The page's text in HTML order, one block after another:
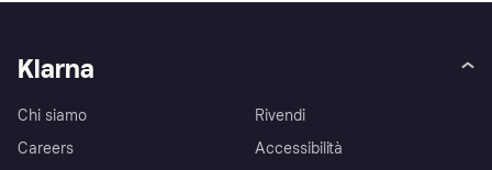
Klarna
Chi siamo
Careers
Rivendi
Accessibilità